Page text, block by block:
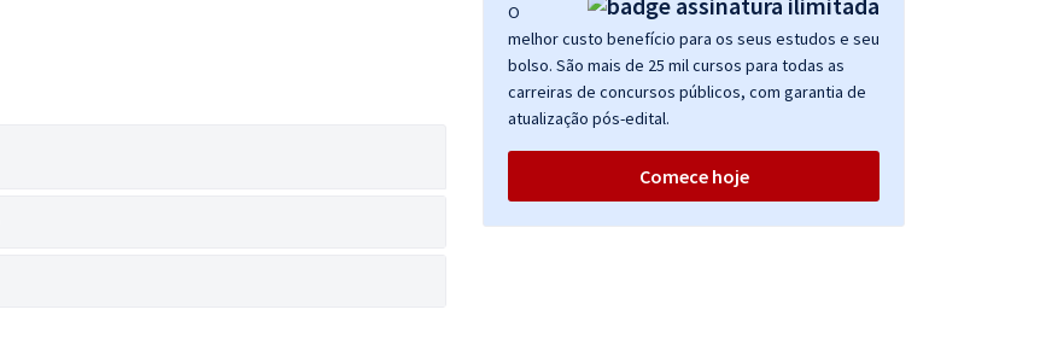
O
melhor custo benefício para os seus estudos e seu
bolso. São mais de 25 mil cursos para todas as
carreiras de concursos públicos, com garantia de
atualização pós-edital.
Comece hoje